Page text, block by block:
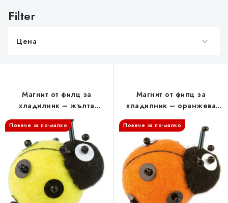
Коя е фирма Magsy?
п
ъ
п
р
д
у
к
Цена
Магнит от филц за
хладилник – жълта
калинка
Повече за по-малко
Магнит от филц за
хладилник – оранжева
калинка
Повече за по-малко